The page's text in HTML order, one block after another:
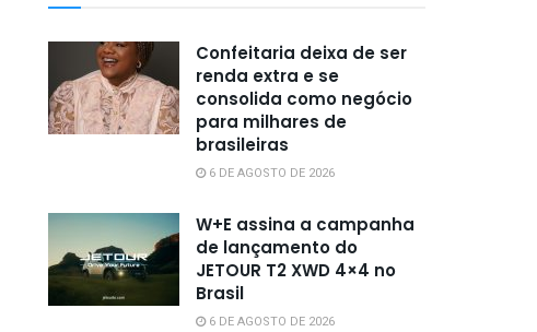
Confeitaria deixa de ser
renda extra e se
consolida como negócio
para milhares de
brasileiras
6 DE AGOSTO DE 2026
W+E assina a campanha
de lançamento do
JETOUR T2 XWD 4×4 no
Brasil
6 DE AGOSTO DE 2026